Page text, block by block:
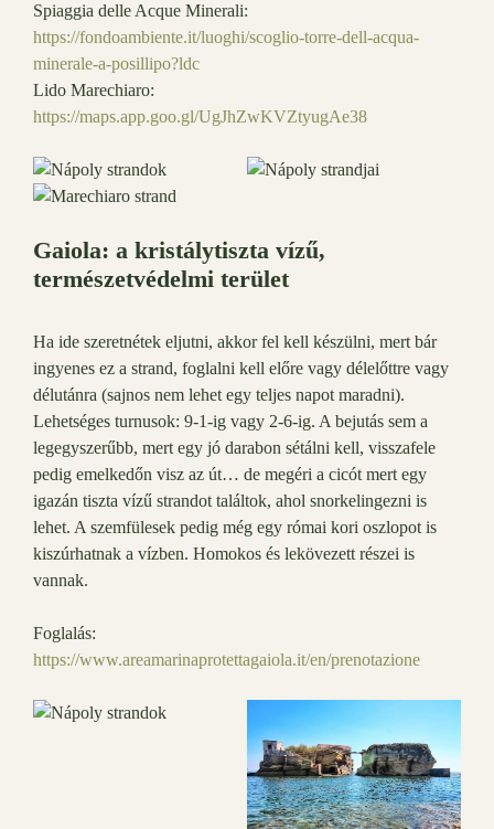
Spiaggia delle Acque Minerali:
https://fondoambiente.it/luoghi/scoglio-torre-dell-acqua-
minerale-a-posillipo?ldc
Lido Marechiaro:
https://maps.app.goo.gl/UgJhZwKVZtyugAe38
Gaiola: a kristálytiszta vízű,
természetvédelmi terület
Ha ide szeretnétek eljutni, akkor fel kell készülni, mert bár
ingyenes ez a strand, foglalni kell előre vagy délelőttre vagy
délutánra (sajnos nem lehet egy teljes napot maradni).
Lehetséges turnusok: 9-1-ig vagy 2-6-ig. A bejutás sem a
legegyszerűbb, mert egy jó darabon sétálni kell, visszafele
pedig emelkedőn visz az út… de megéri a cicót mert egy
igazán tiszta vízű strandot találtok, ahol snorkelingezni is
lehet. A szemfülesek pedig még egy római kori oszlopot is
kiszúrhatnak a vízben. Homokos és lekövezett részei is
vannak.
Foglalás:
https://www.areamarinaprotettagaiola.it/en/prenotazione